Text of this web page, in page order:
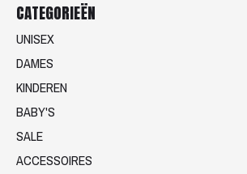
CATEGORIEËN
UNISEX
DAMES
KINDEREN
BABY'S
SALE
ACCESSOIRES